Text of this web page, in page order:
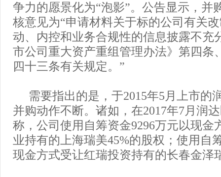
争力的愿景化为“泡影”。公告显示，并
核意见为“申请材料关于标的公司有关
动、内控和业务合规性的信息披露不充
市公司重大资产重组管理办法》第四条
四十三条有关规定。”
需要指出的是，于2015年5月上市的
并购动作不断。诸如，在2017年7月润
称，公司使用自筹资金9296万元以现金
业持有的上海瑞美45%的股权；使用自
现金方式受让红瑞投资持有的长春金泽